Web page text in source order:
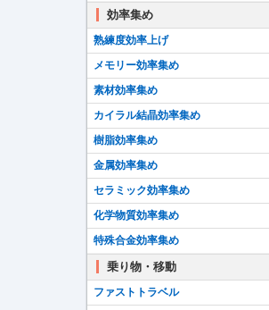
効率集め
熟練度効率上げ
メモリー効率集め
素材効率集め
カイラル結晶効率集め
樹脂効率集め
金属効率集め
セラミック効率集め
化学物質効率集め
特殊合金効率集め
乗り物・移動
ファストトラベル